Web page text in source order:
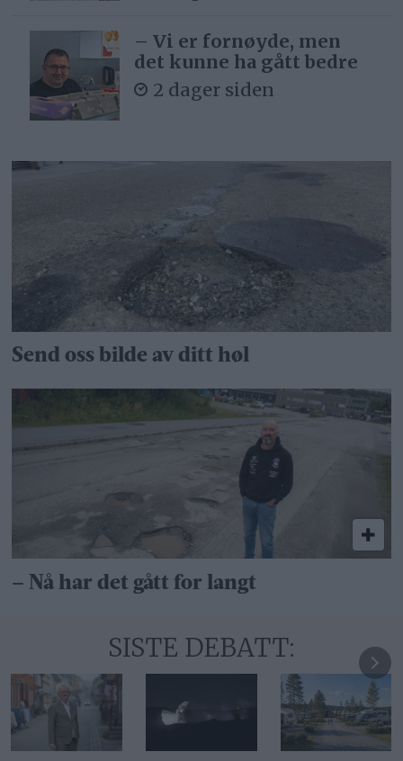
– Vi er fornøyde, men
det kunne ha gått bedre
2 dager siden
Send oss bilde av ditt høl
– Nå har det gått for langt
SISTE DEBATT: